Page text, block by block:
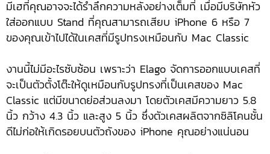
มีเฮที่คุณอาจจะได้รำลึกความหลังอย่างเต็มที่ เมื่อมีบริษัทหัว
ใส่ออกแบบ Stand ที่คุณสามารถเสียบ iPhone 6 หรือ 7
ของคุณเข้าไปได้ในเคสที่มีรูปทรงเหมือนกับ Mac Classic
งานนี้ไม่มีอะไรซับซ้อน เพราะว่า Elago จัดการออกแบบเคสที่
จะเป็นตัวตั้งโต๊ะให้ดูเหมือนกับรูปทรงที่เป็นเคสของ Mac
Classic แต่มีขนาดย่อส่วนลงมา โดยตัวเคสมีความยาว 5.8
นิ้ว กว้าง 4.3 นิ้ว และสูง 5 นิ้ว ซึ่งตัวเคสผลิตจากซิลิโคนชั้น
ดีไม่ก่อให้เกิดรอยบนตัวถังของ iPhone คุณอย่างแน่นอน